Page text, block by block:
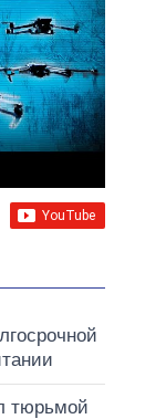
тюрьмой